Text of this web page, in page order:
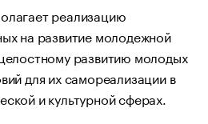
реализацию
на развитие молодежной
развитию молодых
для их самореализации в
и культурной сферах.